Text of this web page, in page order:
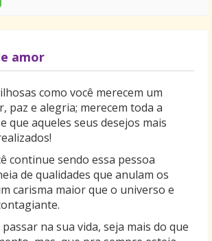
amor
como você merecem um
paz e alegria; merecem toda a
que aqueles seus desejos mais
continue sendo essa pessoa
de qualidades que anulam os
carisma maior que o universo e
na sua vida, seja mais do que